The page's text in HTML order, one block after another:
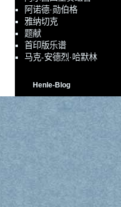
阿诺德·勋伯格
雅纳切克
题献
首印版乐谱
马克-安德烈·哈默林
Henle-Blog